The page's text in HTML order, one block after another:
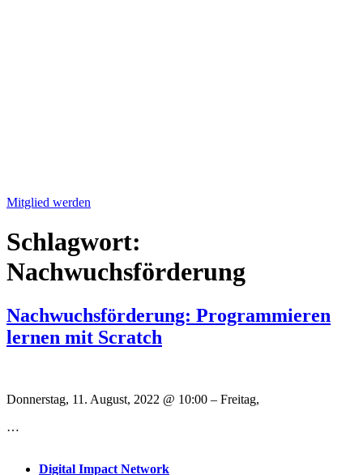
Mitglied werden
Schlagwort:
Nachwuchsförderung
Nachwuchsförderung: Programmieren
lernen mit Scratch
Donnerstag, 11. August, 2022 @ 10:00 – Freitag,
…
Digital Impact Network